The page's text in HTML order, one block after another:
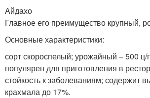
Айдахо
Главное его преимущество крупный,
Основные характеристики:
сорт скороспелый; урожайный – 500 ц/
популярен для приготовления в
стойкость к заболеваниям; содержит
крахмала до 17%.